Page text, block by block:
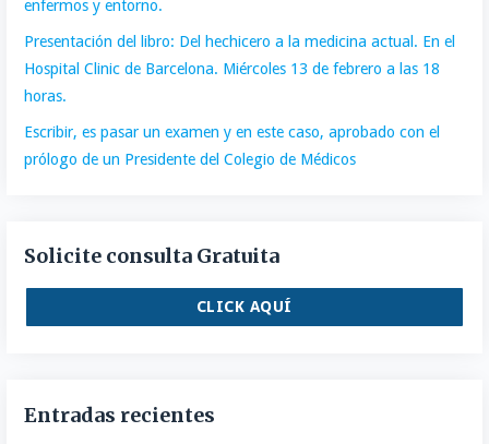
enfermos y entorno.
Presentación del libro: Del hechicero a la medicina actual. En el
Hospital Clinic de Barcelona. Miércoles 13 de febrero a las 18
horas.
Escribir, es pasar un examen y en este caso, aprobado con el
prólogo de un Presidente del Colegio de Médicos
Solicite consulta Gratuita
CLICK AQUÍ
Entradas recientes